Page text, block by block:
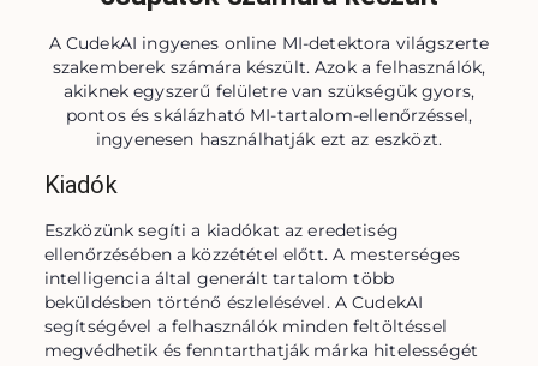
A CudekAI ingyenes online MI-detektora világszerte
szakemberek számára készült. Azok a felhasználók,
akiknek egyszerű felületre van szükségük gyors,
pontos és skálázható MI-tartalom-ellenőrzéssel,
ingyenesen használhatják ezt az eszközt.
Kiadók
Eszközünk segíti a kiadókat az eredetiség
ellenőrzésében a közzététel előtt. A mesterséges
intelligencia által generált tartalom több
beküldésben történő észlelésével. A CudekAI
segítségével a felhasználók minden feltöltéssel
megvédhetik és fenntarthatják márka hitelességét